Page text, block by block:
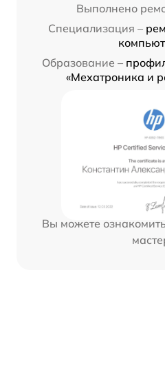
Выполнено
Специализация –
Образование –
«Мехатроника и
Вы можете